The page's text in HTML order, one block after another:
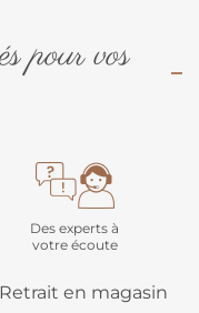
pour vos
Des experts à
votre écoute